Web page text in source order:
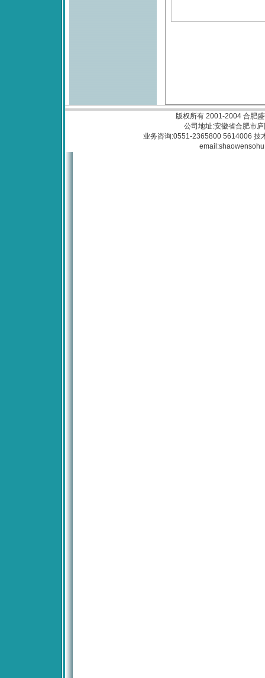
版权所有 2001-2004 合肥
公司地址:安徽省合肥市
业务咨询:0551-2365800 5614006
email: